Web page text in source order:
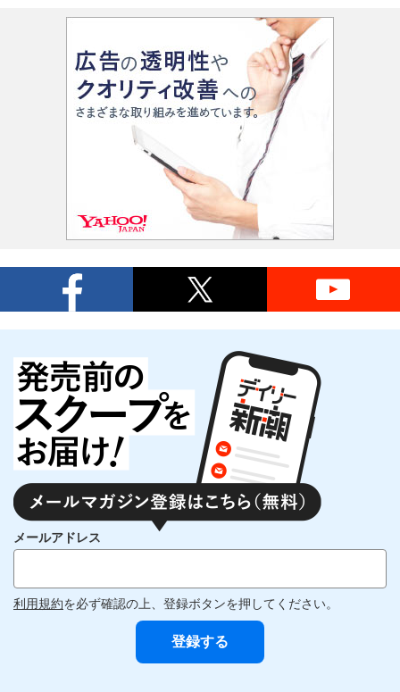
メールアドレス
利用規約を必ず確認の上、登録ボタンを押してください。